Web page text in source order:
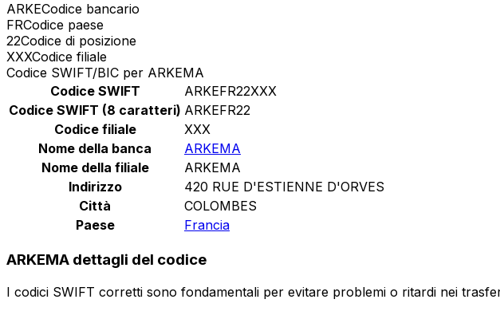
ARKECodice bancario
FRCodice paese
22Codice di posizione
XXXCodice filiale
Codice SWIFT/BIC per ARKEMA
Codice SWIFT
ARKEFR22XXX
Codice SWIFT (8 caratteri) ARKEFR22
Codice filiale
XXX
Nome della banca
ARKEMA
Nome della filiale
ARKEMA
Indirizzo
420 RUE D'ESTIENNE D'ORVES
Città
COLOMBES
Paese
Francia
ARKEMA dettagli del codice
I codici SWIFT corretti sono fondamentali per evitare problemi o ritardi nei